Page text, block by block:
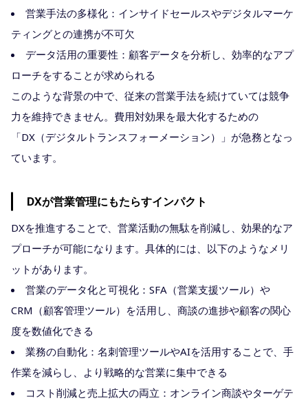
営業手法の多様化：インサイドセールスやデジタルマーケ
ティングとの連携が不可欠
データ活用の重要性：顧客データを分析し、効率的なアプ
ローチをすることが求められる
このような背景の中で、従来の営業手法を続けていては競争
力を維持できません。費用対効果を最大化するための
「DX（デジタルトランスフォーメーション）」が急務となっ
ています。
DXが営業管理にもたらすインパクト
DXを推進することで、営業活動の無駄を削減し、効果的なア
プローチが可能になります。具体的には、以下のようなメリ
ットがあります。
営業のデータ化と可視化：SFA（営業支援ツール）や
CRM（顧客管理ツール）を活用し、商談の進捗や顧客の関心
度を数値化できる
業務の自動化：名刺管理ツールやAIを活用することで、手
作業を減らし、より戦略的な営業に集中できる
コスト削減と売上拡大の両立：オンライン商談やターゲテ